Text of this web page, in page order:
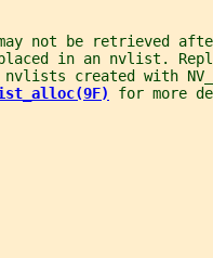
not be retrieved
in an nvlist.
created with
for more